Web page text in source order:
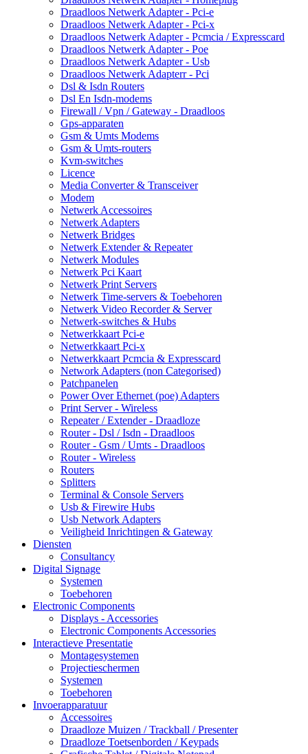
Draadloos Netwerk Adapter - Pci-e
Draadloos Netwerk Adapter - Pci-x
Draadloos Netwerk Adapter - Pcmcia / Expresscard
Draadloos Netwerk Adapter - Poe
Draadloos Netwerk Adapter - Usb
Draadloos Netwerk Adapterr - Pci
Dsl & Isdn Routers
Dsl En Isdn-modems
Firewall / Vpn / Gateway - Draadloos
Gps-apparaten
Gsm & Umts Modems
Gsm & Umts-routers
Kvm-switches
Licence
Media Converter & Transceiver
Modem
Netwerk Accessoires
Netwerk Adapters
Netwerk Bridges
Netwerk Extender & Repeater
Netwerk Modules
Netwerk Pci Kaart
Netwerk Print Servers
Netwerk Time-servers & Toebehoren
Netwerk Video Recorder & Server
Netwerk-switches & Hubs
Netwerkkaart Pci-e
Netwerkkaart Pci-x
Netwerkkaart Pcmcia & Expresscard
Network Adapters (non Categorised)
Patchpanelen
Power Over Ethernet (poe) Adapters
Print Server - Wireless
Repeater / Extender - Draadloze
Router - Dsl / Isdn - Draadloos
Router - Gsm / Umts - Draadloos
Router - Wireless
Routers
Splitters
Terminal & Console Servers
Usb & Firewire Hubs
Usb Network Adapters
Veiligheid Inrichtingen & Gateway
Diensten
Consultancy
Digital Signage
Systemen
Toebehoren
Electronic Components
Displays - Accessories
Electronic Components Accessories
Interactieve Presentatie
Montagesystemen
Projectieschermen
Systemen
Toebehoren
Invoerapparatuur
Accessoires
Draadloze Muizen / Trackball / Presenter
Draadloze Toetsenborden / Keypads